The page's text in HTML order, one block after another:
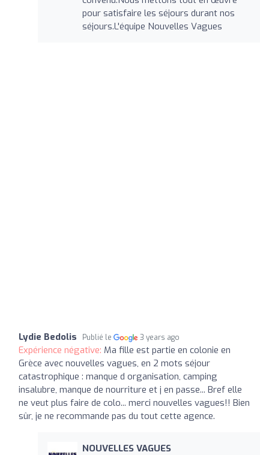
pour satisfaire les séjours durant nos
séjours.L'équipe Nouvelles Vagues
Lydie Bedolis Publié le 3 years ago
Expérience négative: Ma fille est partie en colonie en
Grèce avec nouvelles vagues, en 2 mots séjour
catastrophique : manque d organisation, camping
insalubre, manque de nourriture et j en passe... Bref elle
ne veut plus faire de colo... merci nouvelles vagues!! Bien
sûr, je ne recommande pas du tout cette agence.
NOUVELLES VAGUES